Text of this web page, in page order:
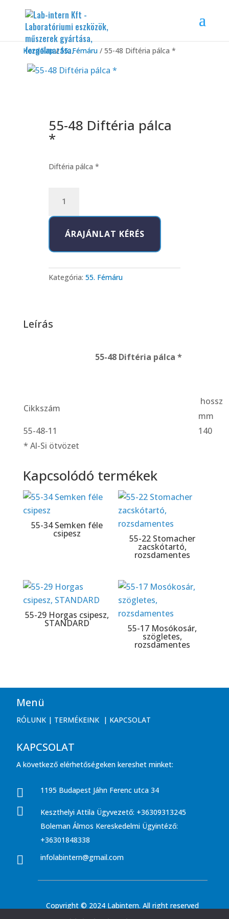
Kezdőlap/55. Fémáru/ 55-48 Diftéria pálca *
55-48 Diftéria pálca
*
Diftéria pálca *
Diftéria
pálca
*
ÁRAJÁNLAT KÉRÉS
Kategória: 55. Fémáru
Leírás
55-48 Diftéria pálca *
Cikkszám
hossz
mm
55-48-11
140
* Al-Si ötvözet
Kapcsolódó termékek
55-34 Semken féle
csipesz 55-22 Stomacher
zacskótartó,
rozsdamentes
55-29 Horgas csipesz,
STANDARD 55-17 Mosókosár,
szögletes,
rozsdamentes
Menü
RÓLUNK | TERMÉKEINK | KAPCSOLAT
KAPCSOLAT
A következő elérhetőségeken kereshet minket:
 1195 Budapest Jáhn Ferenc utca 34

Keszthelyi Attila Ügyvezető: +36309313245
Boleman Álmos Kereskedelmi Ügyintéző:
+36301848338
 infolabintern@gmail.com
Copyright © 2024 Labintern. All right reserved